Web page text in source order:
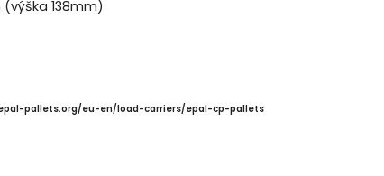
(výška 138mm)
pallets.org/eu-en/load-carriers/epal-cp-pallets